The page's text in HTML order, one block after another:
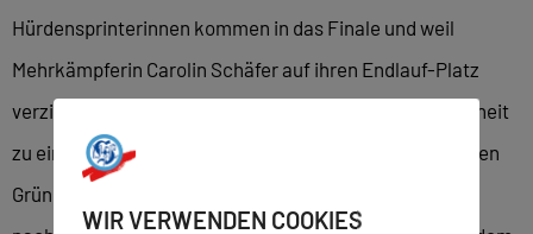
Hürdensprinterinnen kommen in das Finale und weil
Mehrkämpferin Carolin Schäfer auf ihren Endlauf-Platz
verzichtete, hätte Lindenmayer eigentlich die Gelegenheit
zu einer Finalteilnahme haben müssen. „Aus technischen
Gründen war es aber anscheinend nicht möglich, mich
WIR VERWENDEN COOKIES